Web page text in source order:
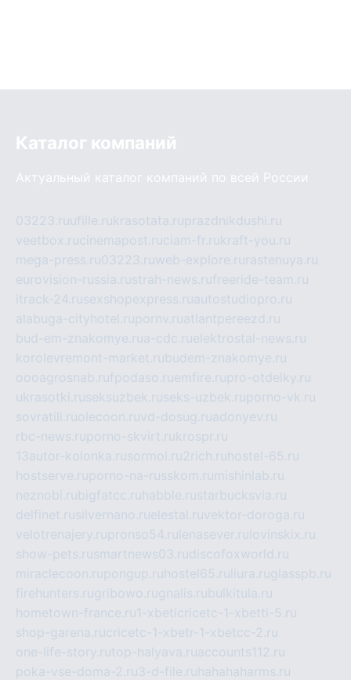
Каталог компаний
Актуальный каталог компаний по всей России
03223.ruufille.rukrasotata.ruprazdnikdushi.ru
veetbox.rucinemapost.ruciam-fr.rukraft-you.ru
mega-press.ru03223.ruweb-explore.ru rastenuya.ru
eurovision-russia.rustrah-news.rufreeride-team.ru
itrack-24.rusexshopexpress.ruautostudiopro.ru
alabuga-cityhotel.rupornv.ruatlantpereezd.ru
bud-em-znakomye.rua-cdc.ruelektrostal-news.ru
korolevremont-market.rubudem-znakomye.ru
oooagrosnab.rufpodaso.ruemfire.rupro-otdelky.ru
ukrasotki.ruseksuzbek.ruseks-uzbek.ruporno-vk.ru
sovratili.ruolecoon.ruvd-dosug.ruadonyev.ru
rbc-news.ruporno-skvirt.rukrospr.ru
13autor-kolonka.rusormol.ru2rich.ru hostel-65.ru
hostserve.ruporno-na-russkom.ru mishinlab.ru
neznobi.rubigfatcc.ru habble.rustarbucksvia.ru
delfinet.rusilvernano.ruelestal.ruvektor-doroga.ru
velotrenajery.rupronso54.ru lenasever.ru lovinskix.ru
show-pets.rusmartnews03.rudiscofoxworld.ru
miraclecoon.rupongup.ru hostel65.ru liura.ruglasspb.ru
firehunters.rugribowo.rugnalis.rubulkitula.ru
hometown-france.ru1-xbeticricetc-1-xbetti-5.ru
shop-garena.rucricetc-1-xbetr-1-xbetcc-2.ru
one-life-story.rutop-halyava.ruaccounts112.ru
poka-vse-doma-2.ru3-d-file.ru hahahaharms.ru